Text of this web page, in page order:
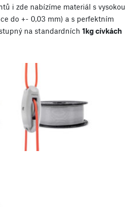
i zde nabízíme materiál s vysokou
do +- 0,03 mm) a s perfektním
na standardních 1kg cívkách